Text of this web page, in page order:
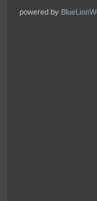
powered by